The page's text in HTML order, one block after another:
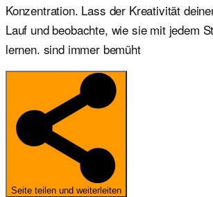
Konzentration. Lass der Kreativität
Lauf und beobachte, wie sie mit jedem
lernen. sind immer bemüht
Seite teilen und weiterleiten